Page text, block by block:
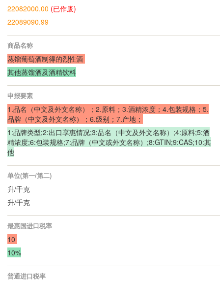
22082000.00 (已作废)
22089090.99
商品名称
蒸馏葡萄酒制得的烈性酒
其他蒸馏酒及酒精饮料
申报要素
1.品名（中文及外文名称）；2.原料；3.酒精浓度；4.包装规格； 5.
品牌（中文及外文名称）；6.级别；7.产地；
1:品牌类型;2:出口享惠情况;3:品名（中文及外文名称）;4:原料;5:酒
精浓度;6:包装规格;7:品牌（中文或外文名称）;8:GTIN;9:CAS;10:其
他
单位(第一/第二)
升/千克
升/千克
最惠国进口税率
10
10%
普通进口税率